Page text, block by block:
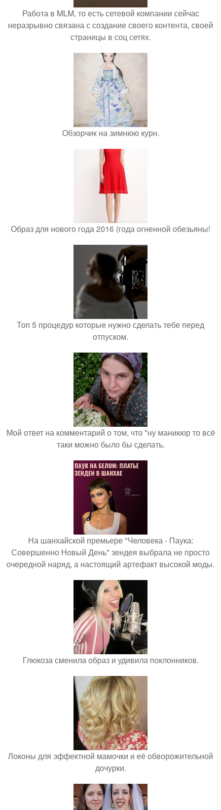
Работа в MLM, то есть сетевой компании сейчас
неразрывно связана с создание своего контента, своей
страницы в соц сетях.
Обзорчик на зимнюю курн.
Образ для нового года 2016 (года огненной обезьяны!
Топ 5 процедур которые нужно сделать тебе перед
отпуском.
Мой ответ на комментарий о том, что "ну маникюр то всё
таки можно было бы сделать.
На шанхайской премьере "Человека - Паука:
Совершенно Новый День" зендея выбрала не просто
очередной наряд, а настоящий артефакт высокой моды.
Глюкоза сменила образ и удивила поклонников.
Локоны для эффектной мамочки и её обворожительной
дочурки.